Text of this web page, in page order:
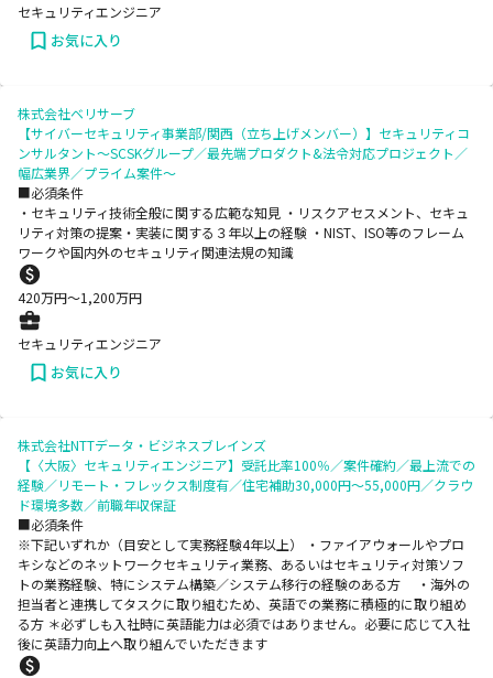
セキュリティエンジニア
お気に入り
株式会社ベリサーブ
【サイバーセキュリティ事業部/関西（立ち上げメンバー）】セキュリティコ
ンサルタント～SCSKグループ／最先端プロダクト&法令対応プロジェクト／
幅広業界／プライム案件～
■必須条件
・セキュリティ技術全般に関する広範な知見 ・リスクアセスメント、セキュ
リティ対策の提案・実装に関する３年以上の経験 ・NIST、ISO等のフレーム
ワークや国内外のセキュリティ関連法規の知識
420万円〜1,200万円
セキュリティエンジニア
お気に入り
株式会社NTTデータ・ビジネスブレインズ
【〈大阪〉セキュリティエンジニア】受託比率100％／案件確約／最上流での
経験／リモート・フレックス制度有／住宅補助30,000円～55,000円／クラウ
ド環境多数／前職年収保証
■必須条件
※下記いずれか（目安として実務経験4年以上） ・ファイアウォールやプロ
キシなどのネットワークセキュリティ業務、あるいはセキュリティ対策ソフ
トの業務経験、特にシステム構築／システム移行の経験のある方 ・海外の
担当者と連携してタスクに取り組むため、英語での業務に積極的に取り組め
る方 ＊必ずしも入社時に英語能力は必須ではありません。必要に応じて入社
後に英語力向上へ取り組んでいただきます